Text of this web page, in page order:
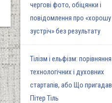
чергові фото, обіцянки і
повідомлення про «хорошу
зустріч» без результату
Тілізм і ельфізм: порівняння
технологічних і духовних
стартапів, або Що пригадав
Пітер Тіль